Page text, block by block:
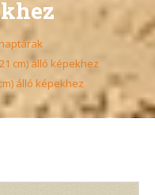
cm) álló képekhez
álló képekhez